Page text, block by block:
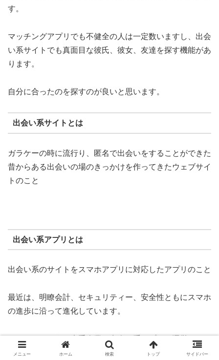
す。
マッチングアプリでも不健全の人は一定数いますし、出会
い系サイトでも真面目な彼氏、彼女、友達を探す機能があ
ります。
自分に合ったのを探すのが良いと思います。
出会い系サイトとは
ガラケーの時に流行り、匿名で出会いをすることができた
昔からある出会いの場のきっかけを作ってきたウェブサイ
トのこと
出会い系アプリとは
出会い系のサイトをスマホアプリに対応したアプリのこと
最近は、明瞭会計、セキュリティー、安全性ともにスマホ
の進歩に沿って進化しています。
ミクシーのような大手企業も出会い系アプリを運営してい
るのでマッチングアプリと呼び方の違いだけのような感じ
メニュー ホーム 検索 トップ サイドバー